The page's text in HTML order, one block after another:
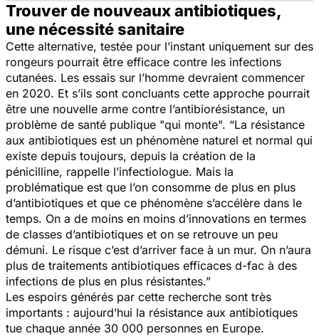
Trouver de nouveaux antibiotiques,
une nécessité sanitaire
Cette alternative, testée pour l’instant uniquement sur des
rongeurs pourrait être efficace contre les infections
cutanées. Les essais sur l’homme devraient commencer
en 2020. Et s’ils sont concluants cette approche pourrait
être une nouvelle arme contre l’antibiorésistance, un
problème de santé publique "qui monte". “La résistance
aux antibiotiques est un phénomène naturel et normal qui
existe depuis toujours, depuis la création de la
pénicilline, rappelle l’infectiologue. Mais la
problématique est que l’on consomme de plus en plus
d’antibiotiques et que ce phénomène s’accélère dans le
temps. On a de moins en moins d’innovations en termes
de classes d’antibiotiques et on se retrouve un peu
démuni. Le risque c’est d’arriver face à un mur. On n’aura
plus de traitements antibiotiques efficaces d-fac à des
infections de plus en plus résistantes.”
Les espoirs générés par cette recherche sont très
importants : aujourd’hui la résistance aux antibiotiques
tue chaque année 30 000 personnes en Europe.